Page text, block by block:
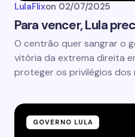
LulaFlixon 02/07/2025
Para vencer, Lula
O centrão quer sangrar o
vitória da extrema direita
proteger os privilégios dos
GOVERNO LULA